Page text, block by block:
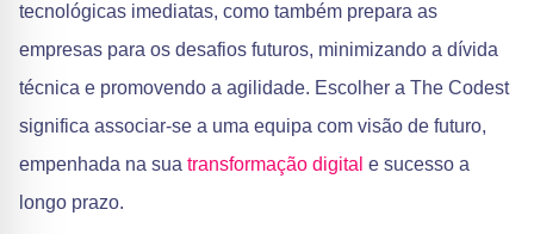
tecnológicas imediatas, como também prepara as
empresas para os desafios futuros, minimizando a dívida
técnica e promovendo a agilidade. Escolher a The Codest
significa associar-se a uma equipa com visão de futuro,
empenhada na sua transformação digital e sucesso a
longo prazo.